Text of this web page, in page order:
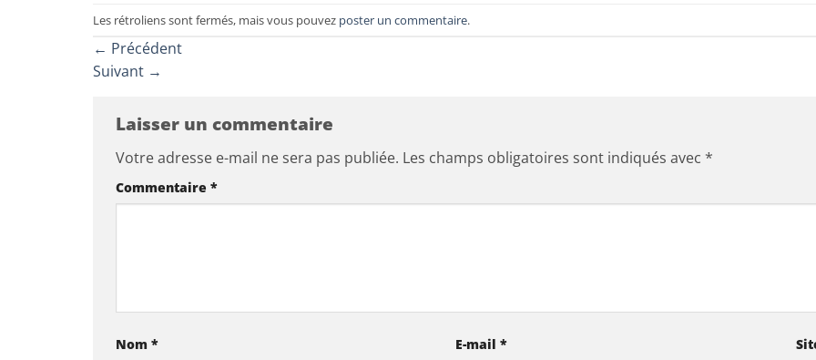
Les rétroliens sont fermés, mais vous pouvez poster un commentaire.
← Précédent
Suivant →
Laisser un commentaire
Votre adresse e-mail ne sera pas publiée. Les champs obligatoires sont indiqués avec *
Commentaire *
Nom * E-mail*